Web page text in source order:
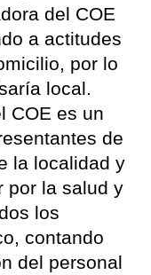
del COE
a actitudes
por lo
local.
COE es un
de
la localidad y
por la salud y
los
contando
del personal